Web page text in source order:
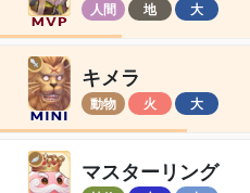
人間 地 大
マスターリング
キメラ
動物 火 大